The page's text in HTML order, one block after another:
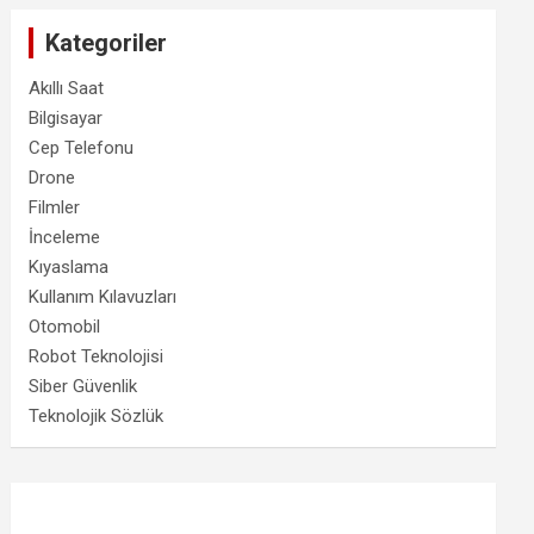
Kategoriler
Akıllı Saat
Bilgisayar
Cep Telefonu
Drone
Filmler
İnceleme
Kıyaslama
Kullanım Kılavuzları
Otomobil
Robot Teknolojisi
Siber Güvenlik
Teknolojik Sözlük